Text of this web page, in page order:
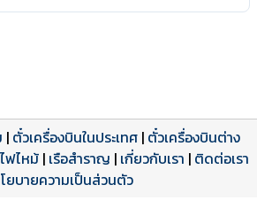
ดาวน์โหลด PDF
เปิดหน้าเต็ม
เปิดหน้าเต็ม
| ตั๋วเครื่องบินในประเทศ| ตั๋วเครื่องบินต่าง
ฟไหม้ | เรือสำราญ | เกี่ยวกับเรา | ติดต่อเรา
ยบายความเป็นส่วนตัว